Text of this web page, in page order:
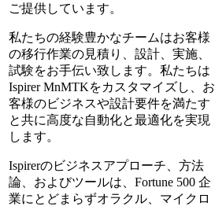
ご提供しています。
私たちの経験豊かなチームはお客様
の移行作業の見積り、設計、実施、
試験をお手伝い致します。私たちは
Ispirer MnMTKをカスタマイズし、お
客様のビジネスや設計要件を満たす
と共に高度な自動化と最適化を実現
します。
Ispirerのビジネスアプローチ、方法
論、およびツールは、Fortune 500 企
業にとどまらずオラクル、マイクロ